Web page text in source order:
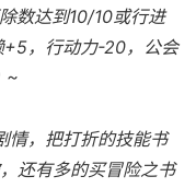
数达到10/10或行进
+5，行动力-20，公会
~
情，把打折的技能书
还有多的买冒险之书